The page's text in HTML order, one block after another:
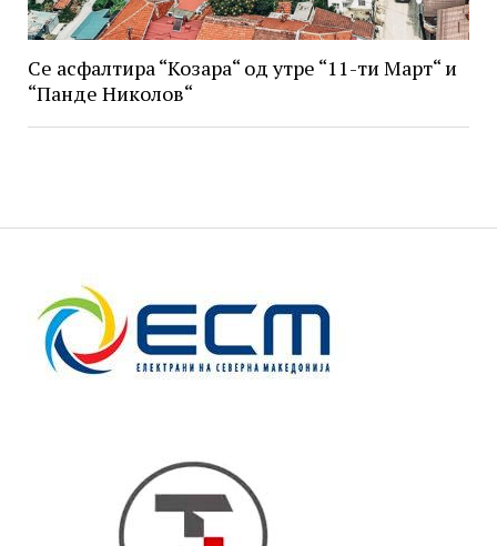
Се асфалтира “Козара“ од утре “11-ти Март“ и
“Панде Николов“